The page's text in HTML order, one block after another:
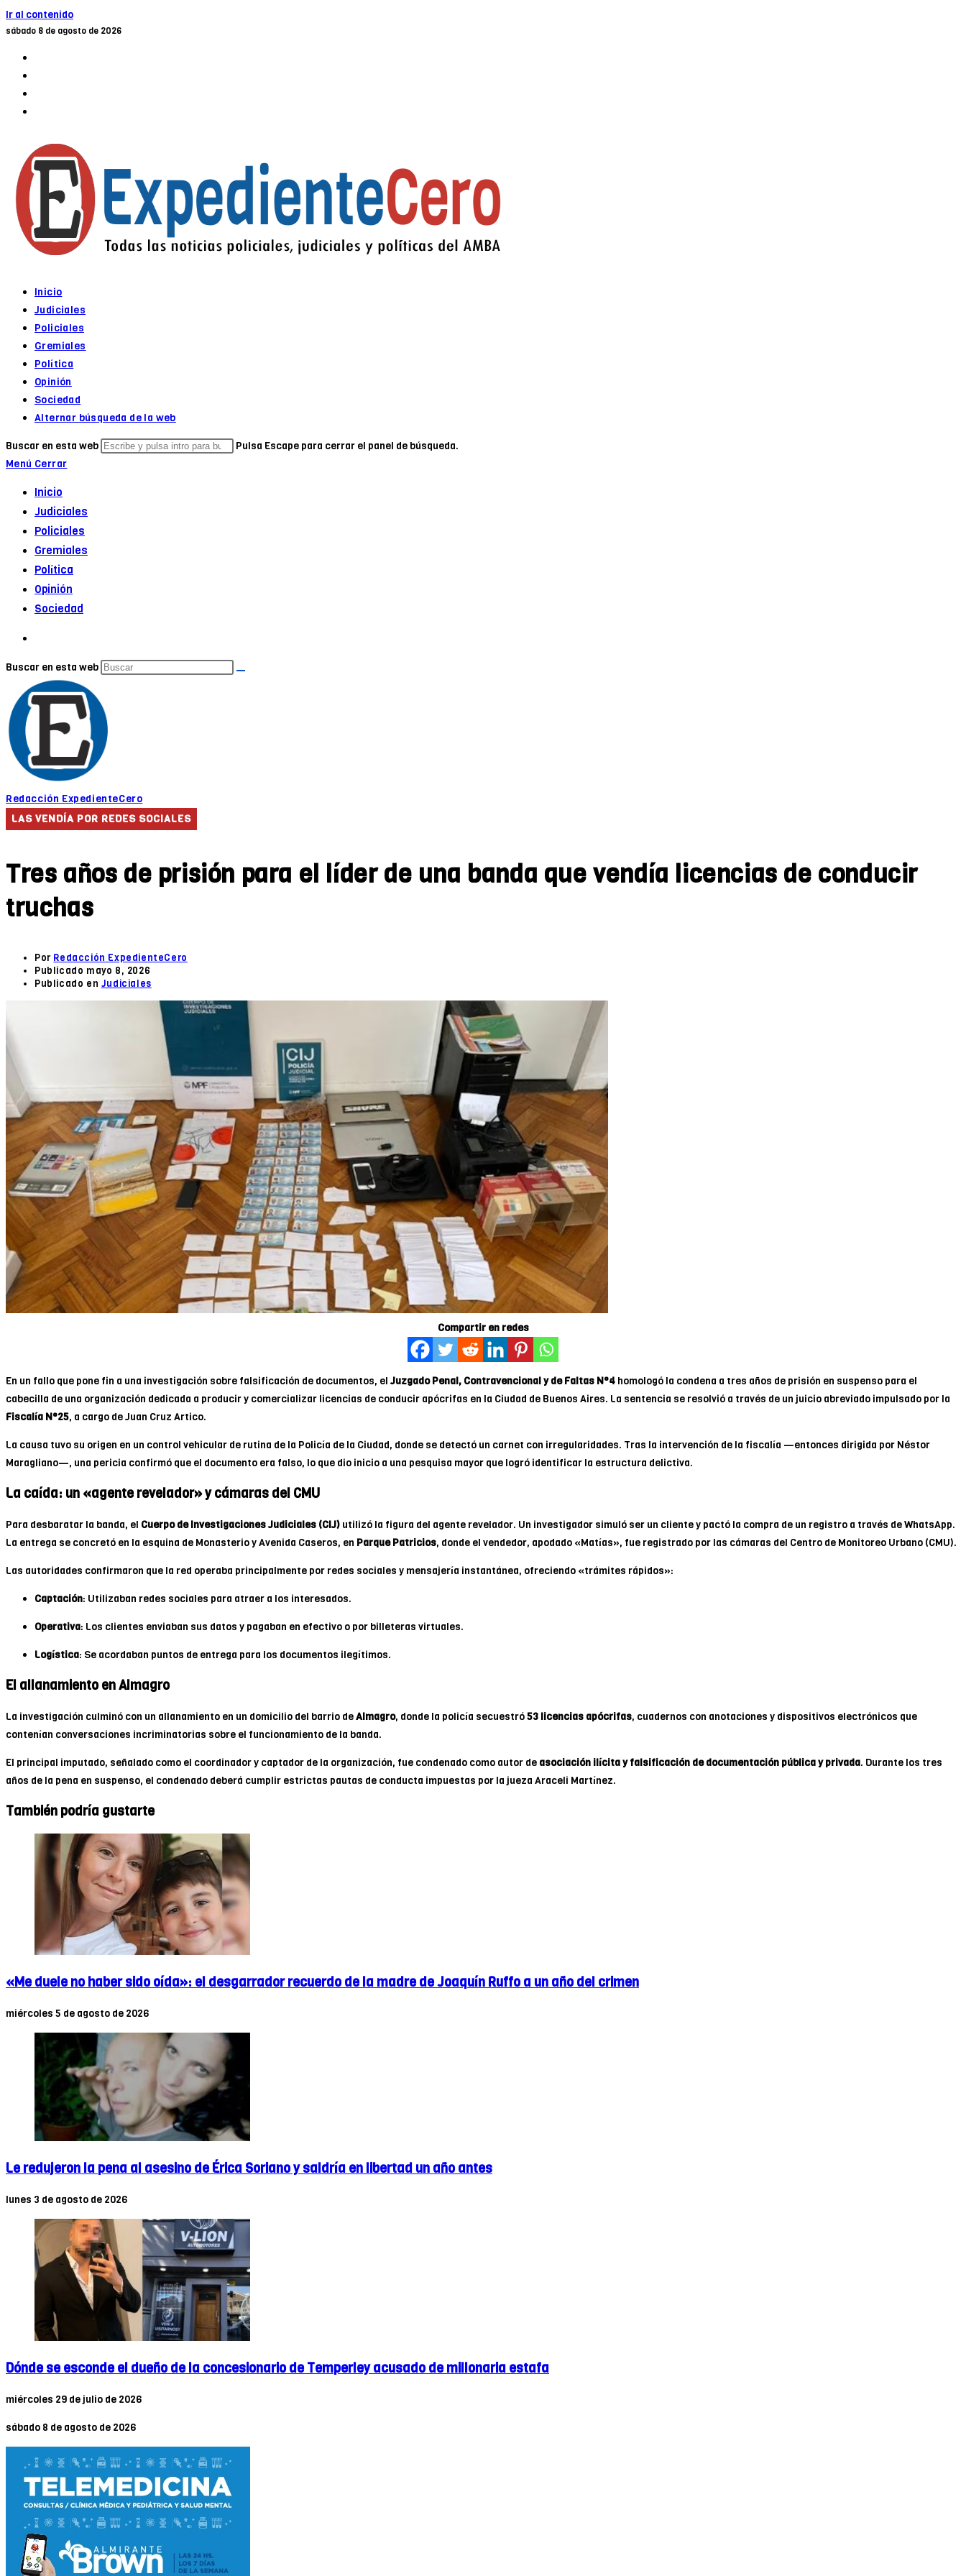
Ir al contenido
sábado 8 de agosto de 2026
Inicio
Judiciales
Policiales
Gremiales
Política
Opinión
Sociedad
Alternar búsqueda de la web
Buscar en esta web
Pulsa Escape para cerrar el panel de búsqueda.
Menú Cerrar
Inicio
Judiciales
Policiales
Gremiales
Política
Opinión
Sociedad
Buscar en esta web
Redacción ExpedienteCero
LAS VENDÍA POR REDES SOCIALES
Tres años de prisión para el líder de una banda que vendía licencias de conducir
truchas
Por Redacción ExpedienteCero
Publicado mayo 8, 2026
Publicado en Judiciales
Compartir en redes
En un fallo que pone fin a una investigación sobre falsificación de documentos, elJuzgado Penal, Contravencional y de Faltas N°4 homologó la condena a tres años de prisión en suspenso para el
cabecilla de una organización dedicada a producir y comercializar licencias de conducir apócrifas en la Ciudad de Buenos Aires. La sentencia se resolvió a través de un juicio abreviado impulsado por la
Fiscalía N°25, a cargo de Juan Cruz Artico.
La causa tuvo su origen en un control vehicular de rutina de la Policía de la Ciudad, donde se detectó un carnet con irregularidades. Tras la intervención de la fiscalía —entonces dirigida por Néstor
Maragliano—, una pericia confirmó que el documento era falso, lo que dio inicio a una pesquisa mayor que logró identificar la estructura delictiva.
La caída: un «agente revelador» y cámaras del CMU
Para desbaratar la banda, el Cuerpo de Investigaciones Judiciales (CIJ) utilizó la figura del agente revelador. Un investigador simuló ser un cliente y pactó la compra de un registro a través de WhatsApp.
La entrega se concretó en la esquina de Monasterio y Avenida Caseros, en Parque Patricios, donde el vendedor, apodado «Matías», fue registrado por las cámaras del Centro de Monitoreo Urbano (CMU).
Las autoridades confirmaron que la red operaba principalmente por redes sociales y mensajería instantánea, ofreciendo «trámites rápidos»:
Captación: Utilizaban redes sociales para atraer a los interesados.
Operativa: Los clientes enviaban sus datos y pagaban en efectivo o por billeteras virtuales.
Logística: Se acordaban puntos de entrega para los documentos ilegítimos.
El allanamiento en Almagro
La investigación culminó con un allanamiento en un domicilio del barrio deAlmagro, donde la policía secuestró53 licencias apócrifas, cuadernos con anotaciones y dispositivos electrónicos que
contenían conversaciones incriminatorias sobre el funcionamiento de la banda.
El principal imputado, señalado como el coordinador y captador de la organización, fue condenado como autor de asociación ilícita y falsificación de documentación pública y privada. Durante los tres
años de la pena en suspenso, el condenado deberá cumplir estrictas pautas de conducta impuestas por la jueza Araceli Martínez.
También podría gustarte
«Me duele no haber sido oída»: el desgarrador recuerdo de la madre de Joaquín Ruffo a un año del crimen
miércoles 5 de agosto de 2026
Le redujeron la pena al asesino de Érica Soriano y saldría en libertad un año antes
lunes 3 de agosto de 2026
Dónde se esconde el dueño de la concesionario de Temperley acusado de millonaria estafa
miércoles 29 de julio de 2026
sábado 8 de agosto de 2026